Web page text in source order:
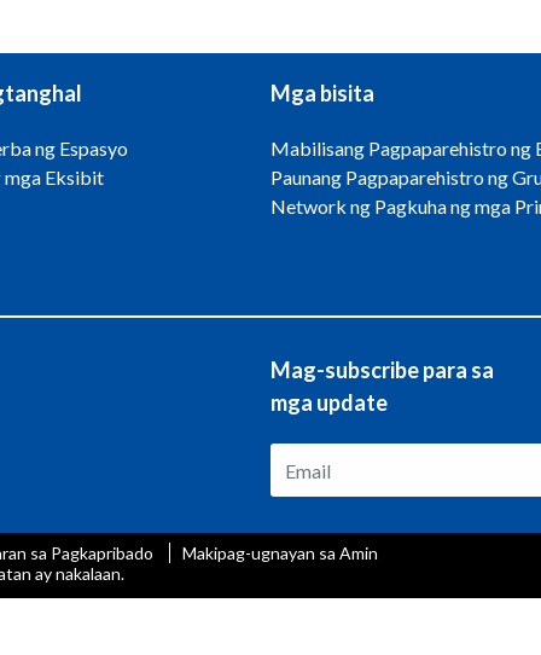
ng Espasyo
mga Eksibit
Mga bisita
Mabilisang Pagpaparehistro ng
Paunang Pagpaparehistro ng
Network ng Pagkuha ng mga
Mag-subscribe para sa
mga update
sa Pagkapribado
Makipag-ugnayan sa Amin
ay nakalaan.